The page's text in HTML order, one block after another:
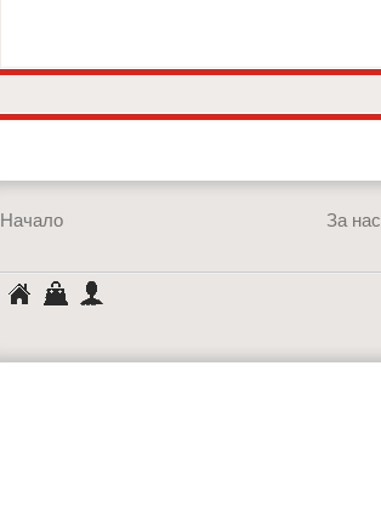
Начало За нас
КАМИОНА
ЕООД
Кошница